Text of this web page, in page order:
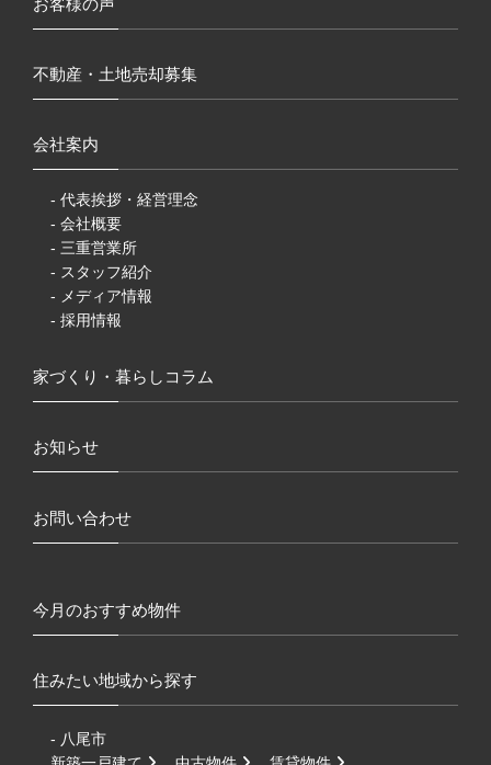
不動産・土地売却募集
会社案内
- 代表挨拶・経営理念
- 会社概要
- 三重営業所
- スタッフ紹介
- メディア情報
- 採用情報
家づくり・暮らしコラム
お知らせ
お問い合わせ
今月のおすすめ物件
住みたい地域から探す
- 八尾市